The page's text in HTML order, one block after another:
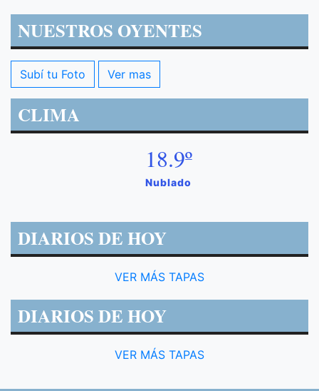
NUESTROS OYENTES
Subí tu Foto Ver mas
CLIMA
18.9º
Nublado
DIARIOS DE HOY
VER MÁS TAPAS
DIARIOS DE HOY
VER MÁS TAPAS